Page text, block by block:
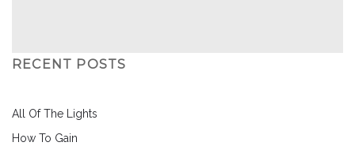
RECENT POSTS
All Of The Lights
How To Gain